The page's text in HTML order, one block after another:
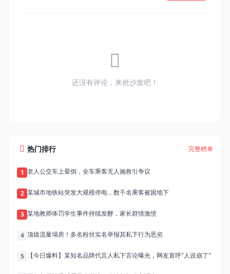
还没有评论，来抢沙发吧！
热门排行 完整榜单
1 老人公交车上晕倒，全车乘客无人施救引争议
2 某城市地铁站突发大规模停电，数千名乘客被困地下
3 某地教师体罚学生事件持续发酵，家长群情激愤
4 顶级流量塌房！多名粉丝实名举报其私下行为恶劣
5 【今日爆料】某知名品牌代言人私下言论曝光，网友直呼"人设崩了"